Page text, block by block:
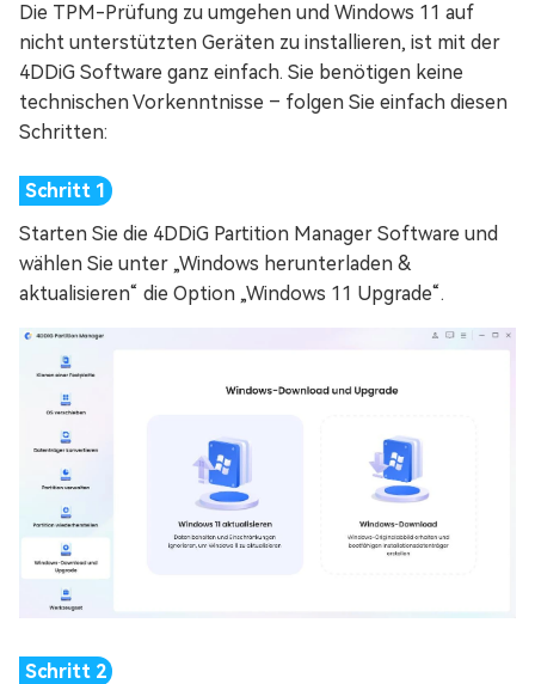
Die TPM-Prüfung zu umgehen und Windows 11 auf
nicht unterstützten Geräten zu installieren, ist mit der
4DDiG Software ganz einfach. Sie benötigen keine
technischen Vorkenntnisse – folgen Sie einfach diesen
Schritten:
Starten Sie die 4DDiG Partition Manager Software und
wählen Sie unter „Windows herunterladen &
aktualisieren“ die Option „Windows 11 Upgrade“.